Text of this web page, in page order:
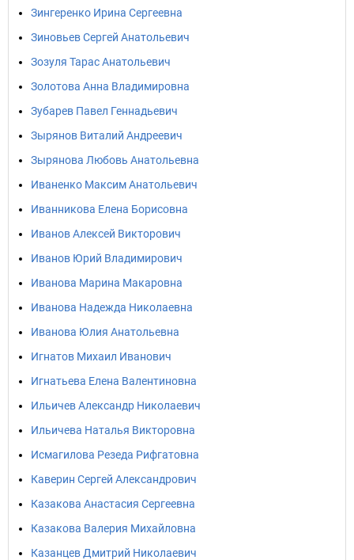
Зингеренко Ирина Сергеевна
Зиновьев Сергей Анатольевич
Зозуля Тарас Анатольевич
Золотова Анна Владимировна
Зубарев Павел Геннадьевич
Зырянов Виталий Андреевич
Зырянова Любовь Анатольевна
Иваненко Максим Анатольевич
Иванникова Елена Борисовна
Иванов Алексей Викторович
Иванов Юрий Владимирович
Иванова Марина Макаровна
Иванова Надежда Николаевна
Иванова Юлия Анатольевна
Игнатов Михаил Иванович
Игнатьева Елена Валентиновна
Ильичев Александр Николаевич
Ильичева Наталья Викторовна
Исмагилова Резеда Рифгатовна
Каверин Сергей Александрович
Казакова Анастасия Сергеевна
Казакова Валерия Михайловна
Казанцев Дмитрий Николаевич